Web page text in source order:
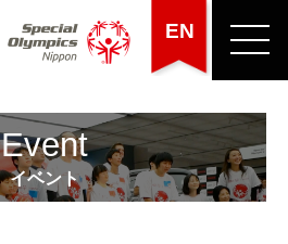
EN
Event
イベント